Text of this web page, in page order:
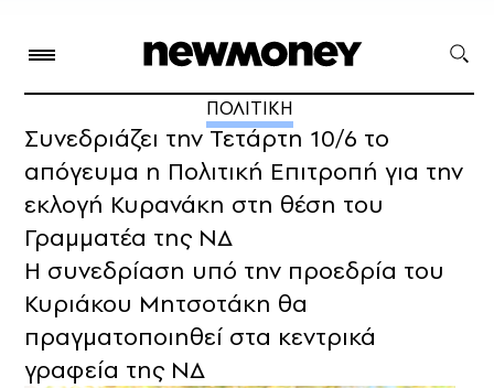
ΠΟΛΙΤΙΚΗ
Συνεδριάζει την Τετάρτη 10/6 το
απόγευμα η Πολιτική Επιτροπή για την
εκλογή Κυρανάκη στη θέση του
Γραμματέα της ΝΔ
Η συνεδρίαση υπό την προεδρία του
Κυριάκου Μητσοτάκη θα
πραγματοποιηθεί στα κεντρικά
γραφεία της ΝΔ